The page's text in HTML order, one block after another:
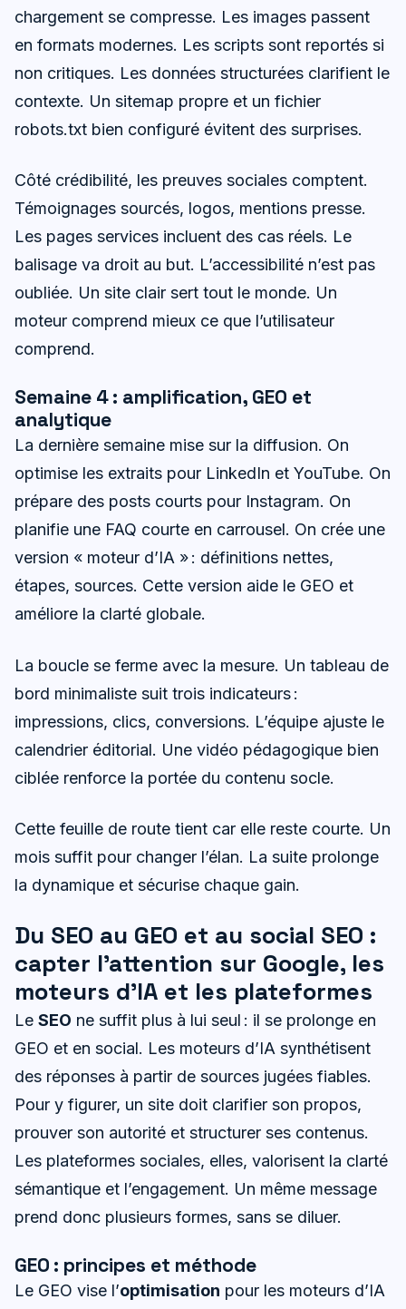
chargement se compresse. Les images passent
en formats modernes. Les scripts sont reportés si
non critiques. Les données structurées clarifient le
contexte. Un sitemap propre et un fichier
robots.txt bien configuré évitent des surprises.
Côté crédibilité, les preuves sociales comptent.
Témoignages sourcés, logos, mentions presse.
Les pages services incluent des cas réels. Le
balisage va droit au but. L’accessibilité n’est pas
oubliée. Un site clair sert tout le monde. Un
moteur comprend mieux ce que l’utilisateur
comprend.
Semaine 4 : amplification, GEO et
analytique
La dernière semaine mise sur la diffusion. On
optimise les extraits pour LinkedIn et YouTube. On
prépare des posts courts pour Instagram. On
planifie une FAQ courte en carrousel. On crée une
version « moteur d’IA » : définitions nettes,
étapes, sources. Cette version aide le GEO et
améliore la clarté globale.
La boucle se ferme avec la mesure. Un tableau de
bord minimaliste suit trois indicateurs :
impressions, clics, conversions. L’équipe ajuste le
calendrier éditorial. Une vidéo pédagogique bien
ciblée renforce la portée du contenu socle.
Cette feuille de route tient car elle reste courte. Un
mois suffit pour changer l’élan. La suite prolonge
la dynamique et sécurise chaque gain.
Du SEO au GEO et au social SEO :
capter l’attention sur Google, les
moteurs d’IA et les plateformes
Le SEO ne suffit plus à lui seul : il se prolonge en
GEO et en social. Les moteurs d’IA synthétisent
des réponses à partir de sources jugées fiables.
Pour y figurer, un site doit clarifier son propos,
prouver son autorité et structurer ses contenus.
Les plateformes sociales, elles, valorisent la clarté
sémantique et l’engagement. Un même message
prend donc plusieurs formes, sans se diluer.
GEO : principes et méthode
Le GEO vise l’optimisation pour les moteurs d’IA